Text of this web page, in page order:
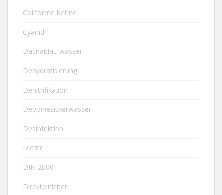
Coliforme Keime
Cyanid
Dachablaufwasser
Dehydratisierung
Denitrifikation
Deponiesickerwasser
Desinfektion
Dichte
DIN 2000
Direkteinleiter